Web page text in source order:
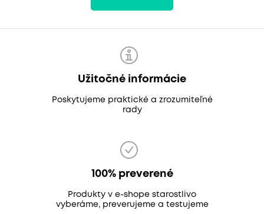
Užitočné informácie
Poskytujeme praktické a zrozumiteľné
rady
100% preverené
Produkty v e-shope starostlivo
vyberáme, preverujeme a testujeme